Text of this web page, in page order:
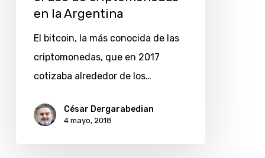
en la Argentina
El bitcoin, la más conocida de las
criptomonedas, que en 2017
cotizaba alrededor de los…
César Dergarabedian
4 mayo, 2018